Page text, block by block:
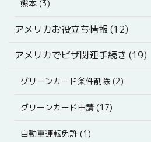
熊本 (3)
アメリカお役立ち情報 (12)
アメリカでビザ関連手続き (19)
グリーンカード条件削除 (2)
グリーンカード申請 (17)
自動車運転免許 (1)